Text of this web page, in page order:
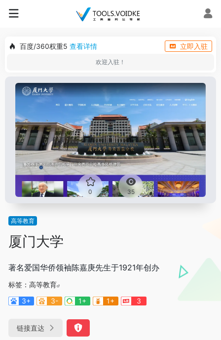
百度/360权重5 查看详情 立即入驻
欢迎入驻！
0 35
高等教育
厦门大学
著名爱国华侨领袖陈嘉庚先生于1921年创办
标签： 高等教育
3+
3- 1+ 1+ 3
链接直达